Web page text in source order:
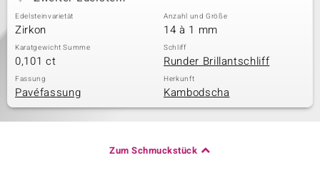
Edelsteinvarietät
Zirkon
Anzahl und Größe
14 à 1 mm
Karatgewicht Summe
0,101 ct
Schliff
Runder Brillantschliff
Fassung
Pavéfassung
Herkunft
Kambodscha
Zum Schmuckstück